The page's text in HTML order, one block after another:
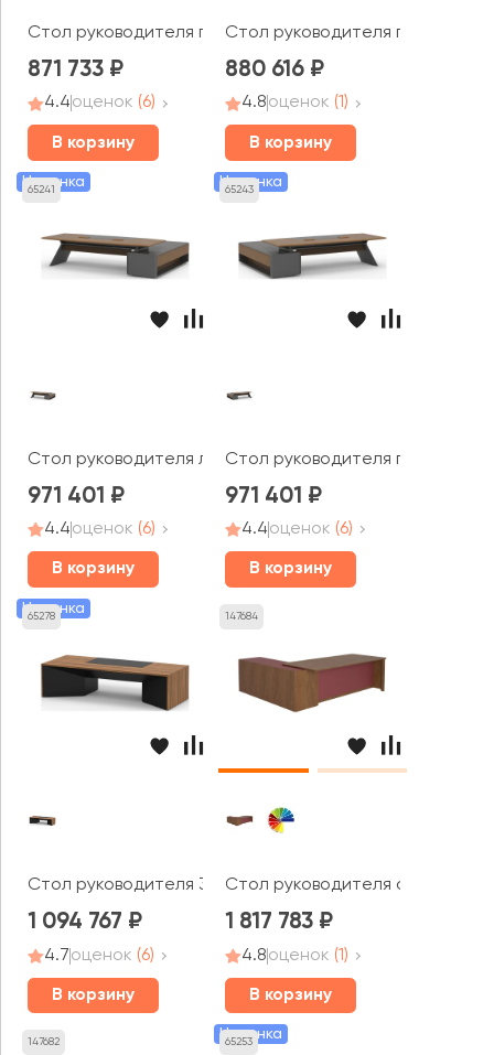
Стол руководителя правый 2800x2250x760 Aulenti
871 733
4.4оценок (6)
В корзину
Стол руководителя прямой
880 616
4.8оценок (1)
В корзину
65241
Новинка
Стол руководителя левый 3200x2250x760 Aulenti
971 401
4.4оценок (6)
В корзину
65243
Новинка
Стол руководителя правый
971 401
4.4оценок (6)
В корзину
65278
Новинка
Стол руководителя 3000x1200x760 Status (Sun)
1 094 767
4.7оценок (6)
В корзину
147684
Стол руководителя с
1 817 783
4.8оценок (1)
В корзину
147682 65253
Новинка